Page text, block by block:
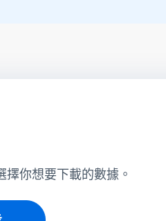
你想要下載的數據。